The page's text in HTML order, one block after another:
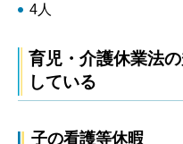
4人
育児・介護休業法
している
子の看護等休暇